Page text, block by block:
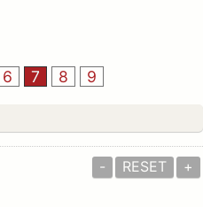
6 7 8 9
- RESET +